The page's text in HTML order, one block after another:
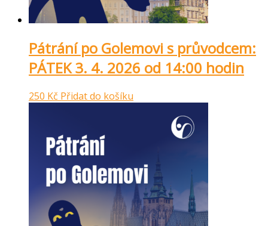
Pátrání po Golemovi s průvodcem:
PÁTEK 3. 4. 2026 od 14:00 hodin
250 Kč Přidat do košíku